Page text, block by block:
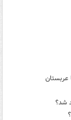
عربستان
شد؟